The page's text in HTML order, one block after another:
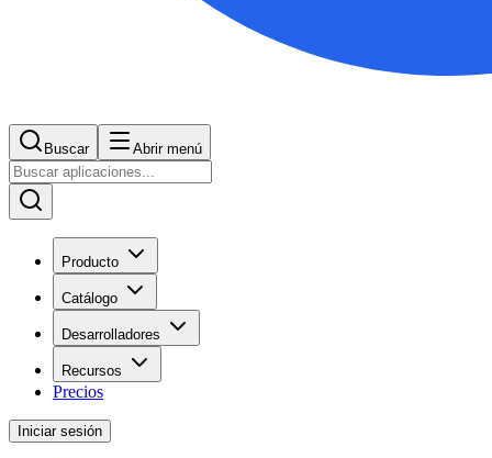
Buscar Abrir menú
Producto
Catálogo
Desarrolladores
Recursos
Precios
Iniciar sesión